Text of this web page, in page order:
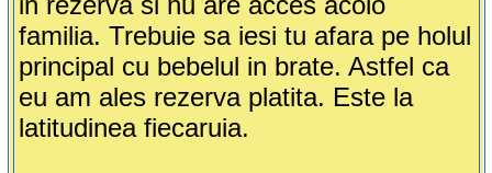
familia. Trebuie sa iesi tu afara pe holul
principal cu bebelul in brate. Astfel ca
eu am ales rezerva platita. Este la
latitudinea fiecaruia.